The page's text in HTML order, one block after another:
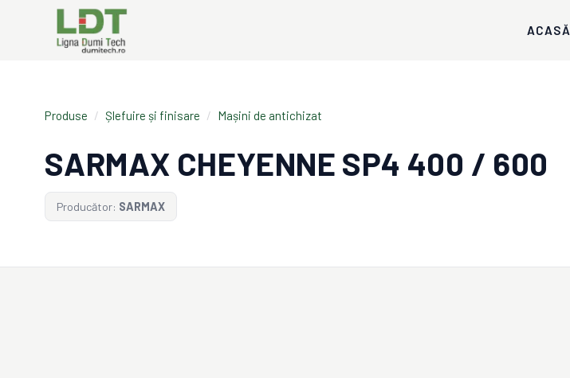
ACASĂ
Produse / Șlefuire și finisare / Mașini de antichizat
SARMAX CHEYENNE SP4 400 / 600
Producător: SARMAX